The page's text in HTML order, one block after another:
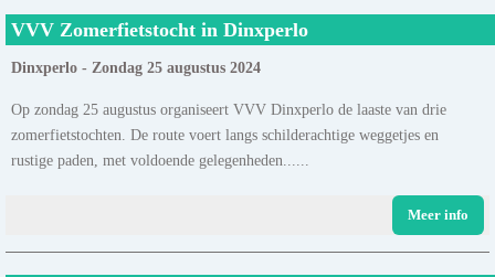
VVV Zomerfietstocht in Dinxperlo
Dinxperlo - Zondag 25 augustus 2024
Op zondag 25 augustus organiseert VVV Dinxperlo de laaste van drie
zomerfietstochten. De route voert langs schilderachtige weggetjes en
rustige paden, met voldoende gelegenheden......
Meer info